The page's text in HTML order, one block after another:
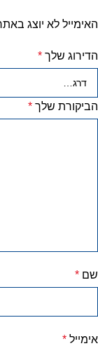
האימייל לא יוצג
הדירוג שלך *
הביקורת שלך *
שם *
אימייל *